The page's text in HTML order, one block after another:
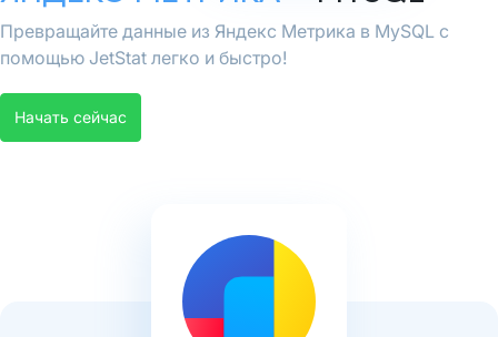
Превращайте данные из Яндекс Метрика в MySQL с
помощью JetStat легко и быстро!
Начать сейчас